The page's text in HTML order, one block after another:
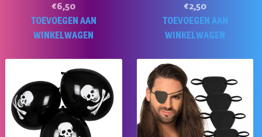
€6,50
TOEVOEGEN AAN
WINKELWAGEN
€2,50
TOEVOEGEN AAN
WINKELWAGEN